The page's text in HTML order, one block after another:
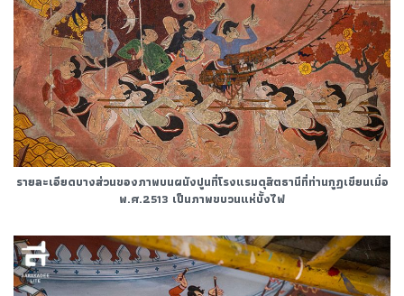
รายละเอียดบางส่วนของภาพบนผนังปูนที่โรงแรมดุสิตธานีที่ท่านกูฏเขียนเมื่อ
พ.ศ.2513 เป็นภาพขบวนแห่บั้งไฟ